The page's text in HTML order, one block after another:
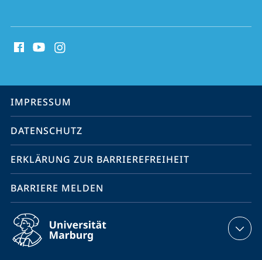
Media
Service-
Navigation
IMPRESSUM
DATENSCHUTZ
ERKLÄRUNG ZUR BARRIEREFREIHEIT
BARRIERE MELDEN